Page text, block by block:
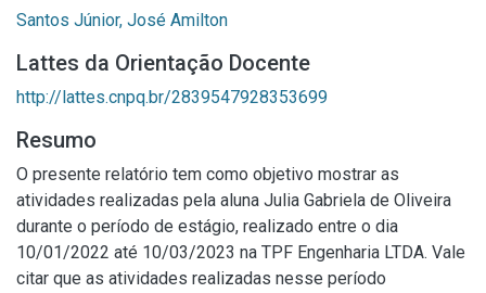
Santos Júnior, José Amilton
Lattes da Orientação Docente
http://lattes.cnpq.br/2839547928353699
Resumo
O presente relatório tem como objetivo mostrar as
atividades realizadas pela aluna Julia Gabriela de Oliveira
durante o período de estágio, realizado entre o dia
10/01/2022 até 10/03/2023 na TPF Engenharia LTDA. Vale
citar que as atividades realizadas nesse período